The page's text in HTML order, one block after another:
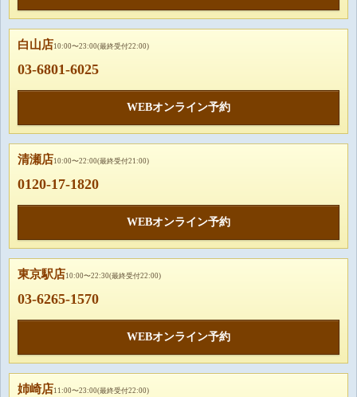
白山店10:00〜23:00(最終受付22:00)
03-6801-6025
WEBオンライン予約
清瀬店10:00〜22:00(最終受付21:00)
0120-17-1820
WEBオンライン予約
東京駅店10:00〜22:30(最終受付22:00)
03-6265-1570
WEBオンライン予約
姉崎店11:00〜23:00(最終受付22:00)